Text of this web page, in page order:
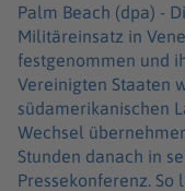
Palm Beach (dpa) -
Militäreinsatz in
festgenommen und
Vereinigten Staaten
südamerikanischen
Wechsel
Stunden danach in
Pressekonferenz.